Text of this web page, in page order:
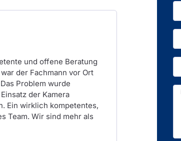
und offene Beratung
der Fachmann vor Ort
Problem wurde
der Kamera
Ein wirklich kompetentes,
Team. Wir sind mehr als